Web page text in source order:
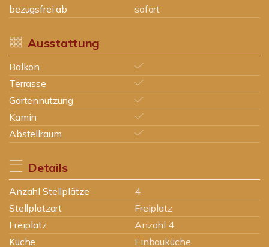
bezugsfrei ab sofort
Ausstattung
Balkon
Terrasse
Gartennutzung
Kamin
Abstellraum
Details
Anzahl Stellplätze
4
Stellplatzart
Freiplatz
Freiplatz
Anzahl 4
Küche
Einbauküche